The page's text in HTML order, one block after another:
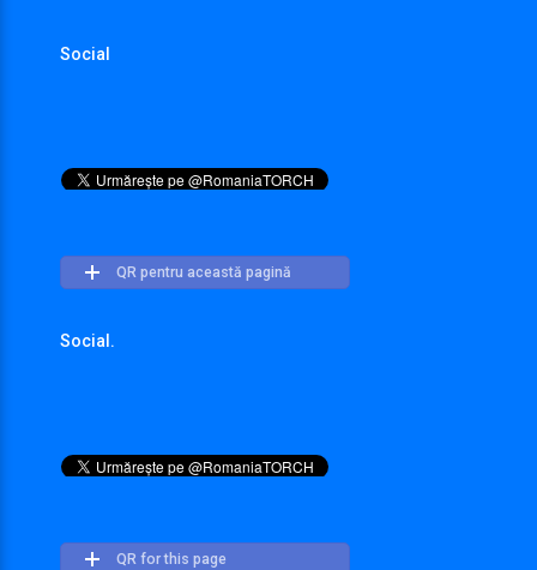
Social
QR pentru această pagină
Social.
QR for this page